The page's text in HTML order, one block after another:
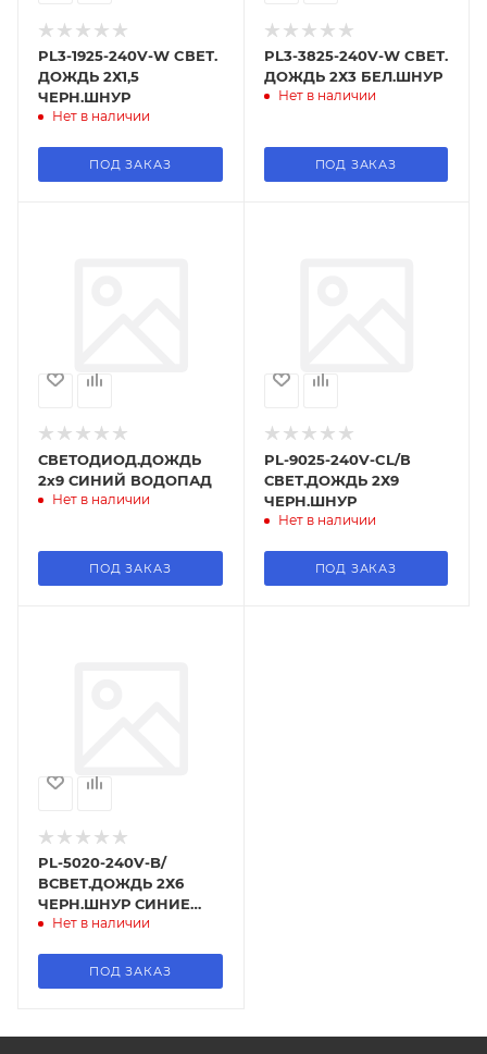
PL3-1925-240V-W CВЕТ.
ДОЖДЬ 2Х1,5
ЧЕРН.ШНУР
Нет в наличии
ПОД ЗАКАЗ
PL3-3825-240V-W CВЕТ.
ДОЖДЬ 2Х3 БЕЛ.ШНУР
Нет в наличии
ПОД ЗАКАЗ
СВЕТОДИОД.ДОЖДЬ
2х9 СИНИЙ ВОДОПАД
Нет в наличии
ПОД ЗАКАЗ
PL-9025-240V-CL/В
СВЕТ.ДОЖДЬ 2Х9
ЧЕРН.ШНУР
Нет в наличии
ПОД ЗАКАЗ
PL-5020-240V-B/
ВСВЕТ.ДОЖДЬ 2Х6
ЧЕРН.ШНУР СИНИЕ
ЛАМ.
Нет в наличии
ПОД ЗАКАЗ